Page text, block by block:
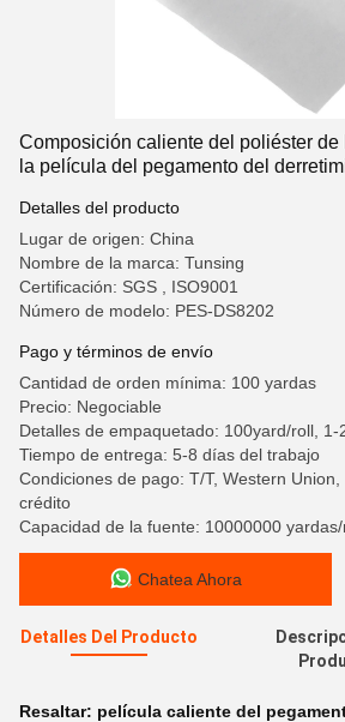
Composición caliente del poliéster
la película del pegamento del
Detalles del producto
Lugar de origen: China
Nombre de la marca: Tunsing
Certificación: SGS , ISO9001
Número de modelo: PES-DS8202
Pago y términos de envío
Cantidad de orden mínima: 100 yardas
Precio: Negociable
Detalles de empaquetado: 100yard/roll, 1-
Tiempo de entrega: 5-8 días del trabajo
Condiciones de pago: T/T, Western
crédito
Capacidad de la fuente: 10000000
Chatea Ahora
Detalles Del Producto
Resaltar: película caliente del